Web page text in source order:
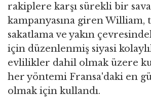
rakiplere karşı sürekli bir
kampanyasına giren William,
sakatlama ve yakın
için düzenlenmiş siyasi
evlilikler dahil olmak üzere
her yöntemi Fransa'daki en
olmak için kullandı.